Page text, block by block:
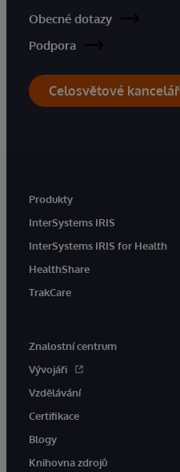
Obecné dotazy
Podpora
Celosvětové
Produkty
InterSystems IRIS
InterSystems IRIS for Health
HealthShare
TrakCare
Znalostní centrum
Vývojáři
Vzdělávání
Certifikace
Blogy
Knihovna zdrojů